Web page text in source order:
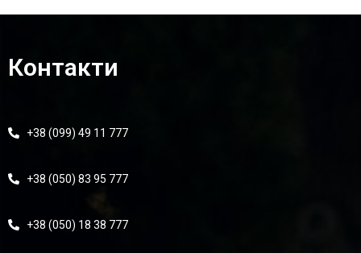
Контакти
+38 (099) 49 11 777
+38 (050) 83 95 777
+38 (050) 18 38 777